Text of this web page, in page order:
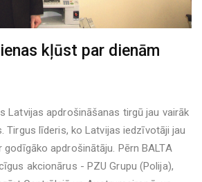
kļūst par dienām
Latvijas apdrošināšanas tirgū jau vairāk
Tirgus līderis, ko Latvijas iedzīvotāji jau
apdrošinātāju. Pērn BALTA
akcionārus - PZU Grupu (Polija),